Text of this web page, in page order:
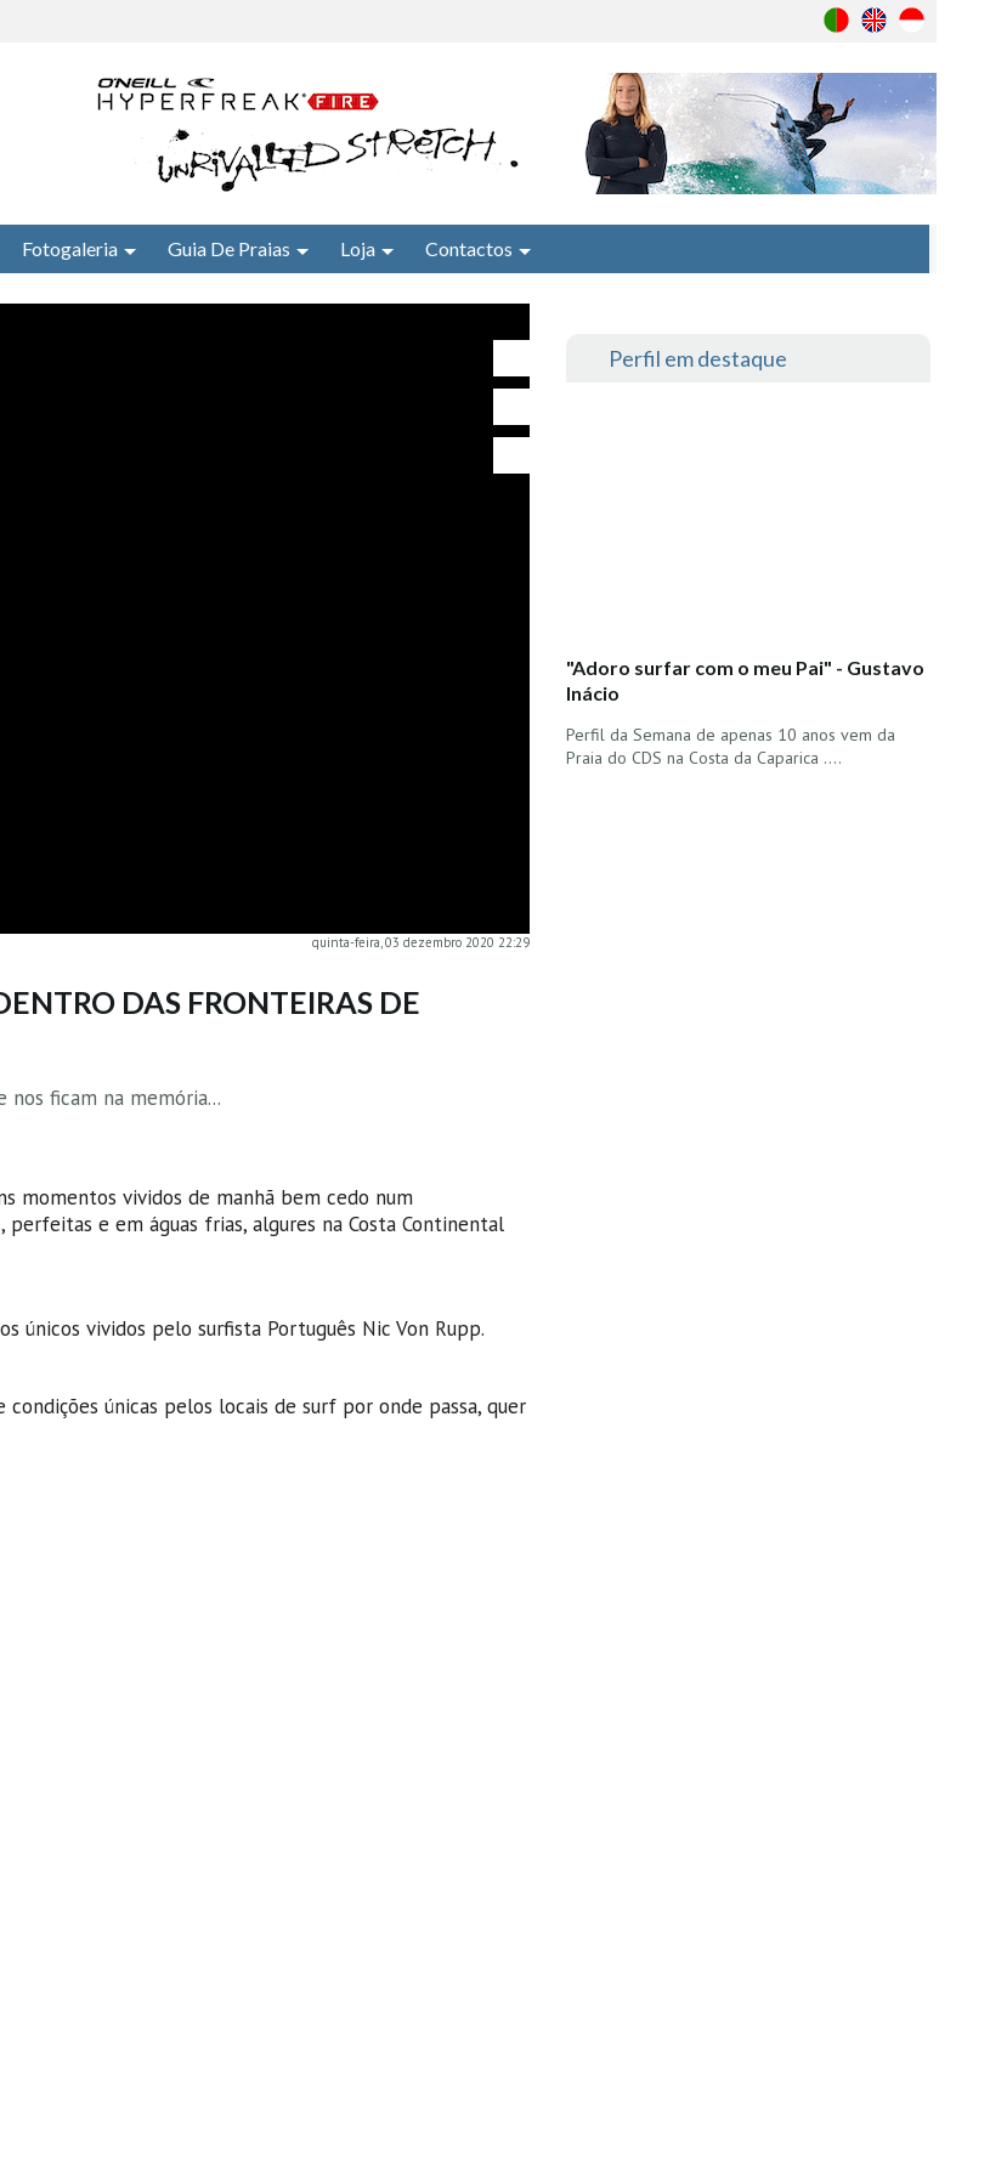
Fotogaleria Guia De Praias Loja Contactos
quinta-feira, 03 dezembro 2020 22:29
DAS FRONTEIRAS DE
ficam na memória...
momentos vividos de manhã bem cedo num
e em águas frias, algures na Costa Continental
únicos vividos pelo surfista Português Nic Von Rupp.
únicas pelos locais de surf por onde passa, quer
Perfil em destaque
"Adoro surfar com o meu Pai" - Gustavo
Inácio
Perfil da Semana de apenas 10 anos vem da
Praia do CDS na Costa da Caparica ....